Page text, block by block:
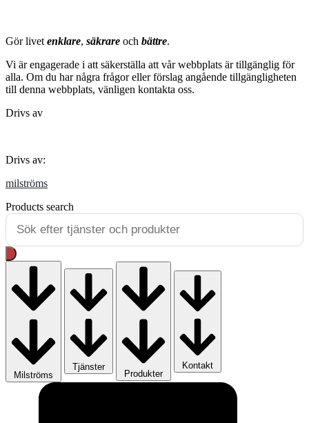
Gör livet enklare, säkrare och bättre.
Vi är engagerade i att säkerställa att vår webbplats är tillgänglig för
alla. Om du har några frågor eller förslag angående tillgängligheten
till denna webbplats, vänligen kontakta oss.
Drivs av
Drivs av:
milströms
Products search
Milströms
Tjänster
Produkter
Kontakt